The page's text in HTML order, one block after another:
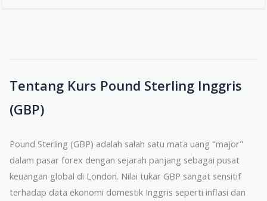
Tentang Kurs Pound Sterling Inggris
(GBP)
Pound Sterling (GBP) adalah salah satu mata uang "major"
dalam pasar forex dengan sejarah panjang sebagai pusat
keuangan global di London. Nilai tukar GBP sangat sensitif
terhadap data ekonomi domestik Inggris seperti inflasi dan